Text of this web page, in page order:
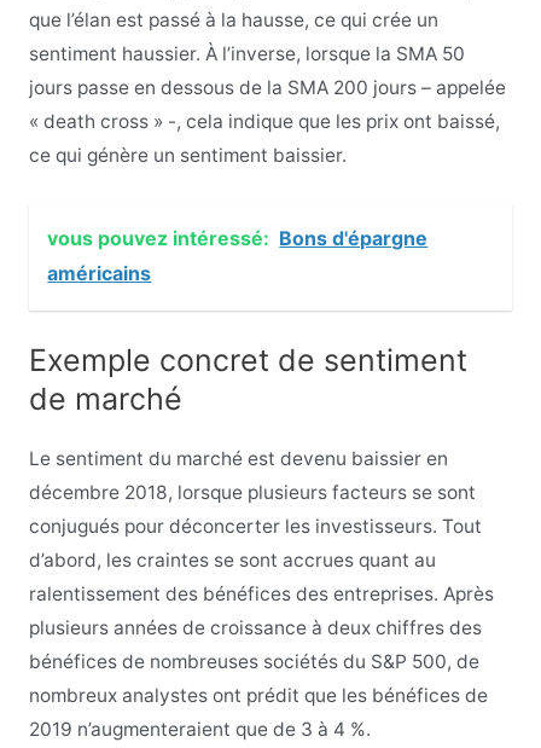
que l’élan est passé à la hausse, ce qui crée un
sentiment haussier. À l’inverse, lorsque la SMA 50
jours passe en dessous de la SMA 200 jours – appelée
« death cross » -, cela indique que les prix ont baissé,
ce qui génère un sentiment baissier.
vous pouvez intéressé: Bons d'épargne
américains
Exemple concret de sentiment
de marché
Le sentiment du marché est devenu baissier en
décembre 2018, lorsque plusieurs facteurs se sont
conjugués pour déconcerter les investisseurs. Tout
d’abord, les craintes se sont accrues quant au
ralentissement des bénéfices des entreprises. Après
plusieurs années de croissance à deux chiffres des
bénéfices de nombreuses sociétés du S&P 500, de
nombreux analystes ont prédit que les bénéfices de
2019 n’augmenteraient que de 3 à 4 %.